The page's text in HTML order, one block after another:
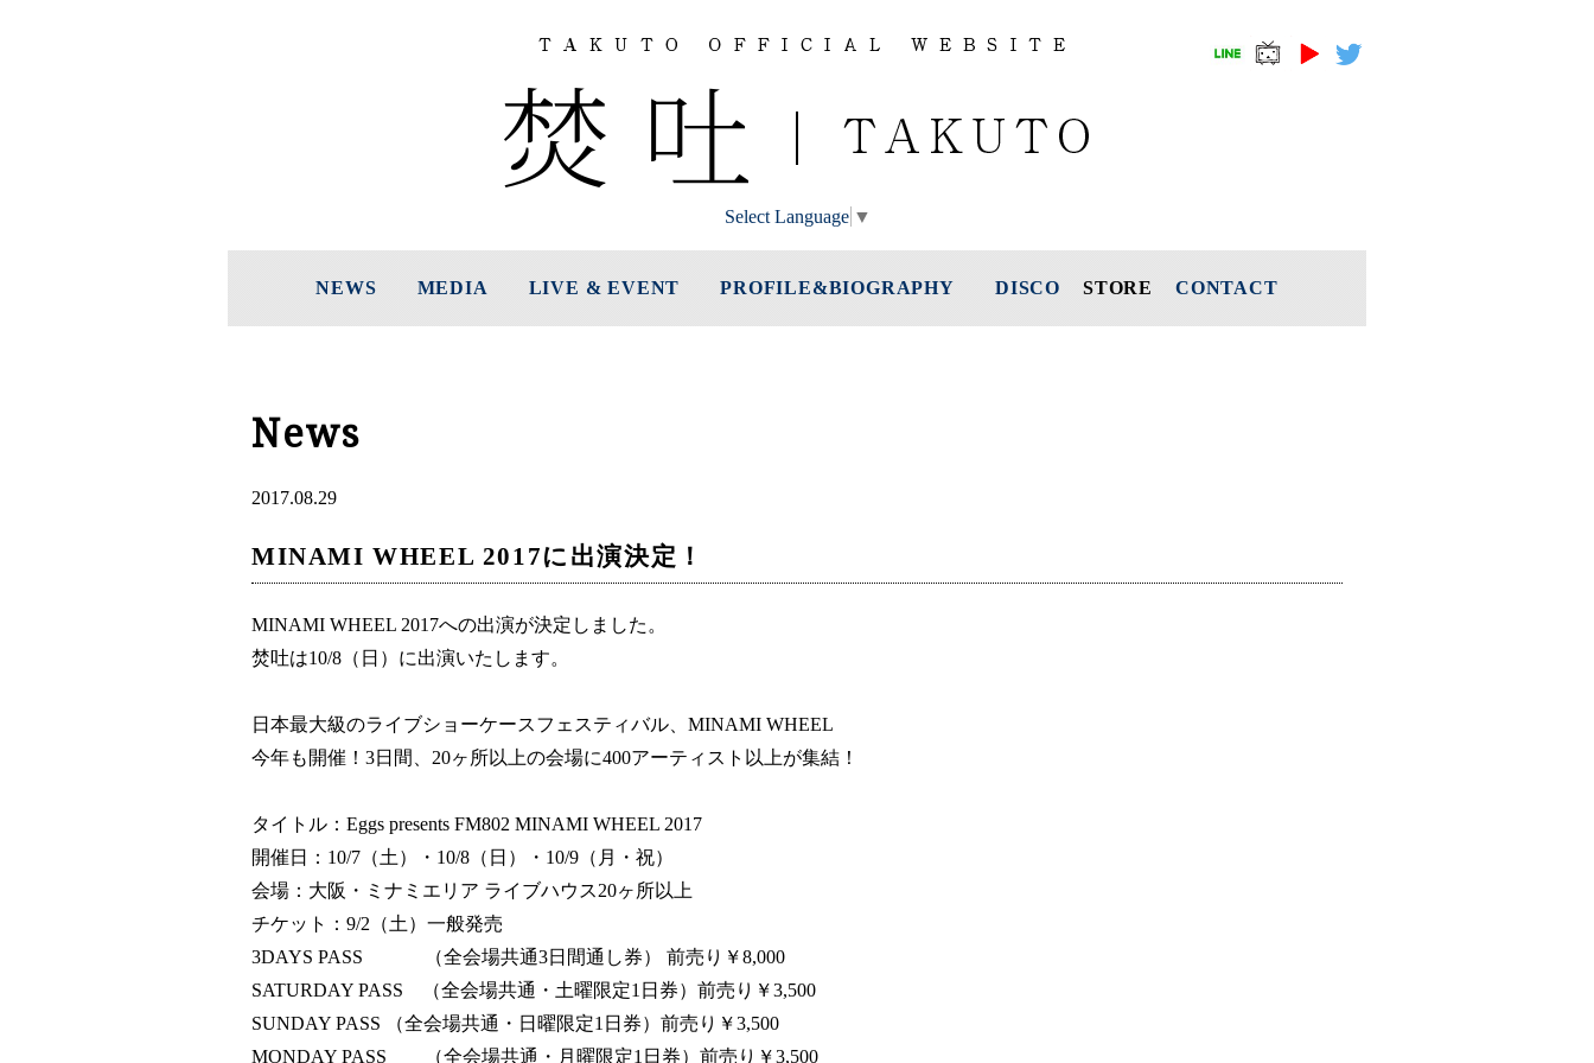
Select Language ▼
NEWS MEDIA LIVE & EVENT PROFILE&BIOGRAPHY DISCO STORE CONTACT
News
2017.08.29
MINAMI WHEEL 2017に出演決定！
MINAMI WHEEL 2017への出演が決定しました。
焚吐は10/8（日）に出演いたします。
日本最大級のライブショーケースフェスティバル、MINAMI WHEEL
今年も開催！3日間、20ヶ所以上の会場に400アーティスト以上が集結！
タイトル：Eggs presents FM802 MINAMI WHEEL 2017
開催日：10/7（土）・10/8（日）・10/9（月・祝）
会場：大阪・ミナミエリア ライブハウス20ヶ所以上
チケット：9/2（土）一般発売
3DAYS PASS （全会場共通3日間通し券） 前売り￥8,000
SATURDAY PASS （全会場共通・土曜限定1日券）前売り￥3,500
SUNDAY PASS （全会場共通・日曜限定1日券）前売り￥3,500
MONDAY PASS （全会場共通・月曜限定1日券）前売り￥3,500